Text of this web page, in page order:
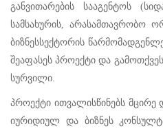
განვითარების სააგენტოს
სამსახურის, არასამთავრობო
ბიზნესსექტორის
შეაფასეს პროექტი და
სურვილი.
პროექტი ითვალისწინებს მცირე
იურიდიულ და ბიზნეს